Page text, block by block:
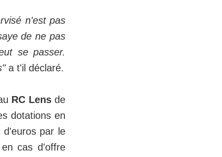
n'est pas
de ne pas
se passer.
a t'il déclaré.
RC Lensde
dotations en
d'euros par le
cas d'offre